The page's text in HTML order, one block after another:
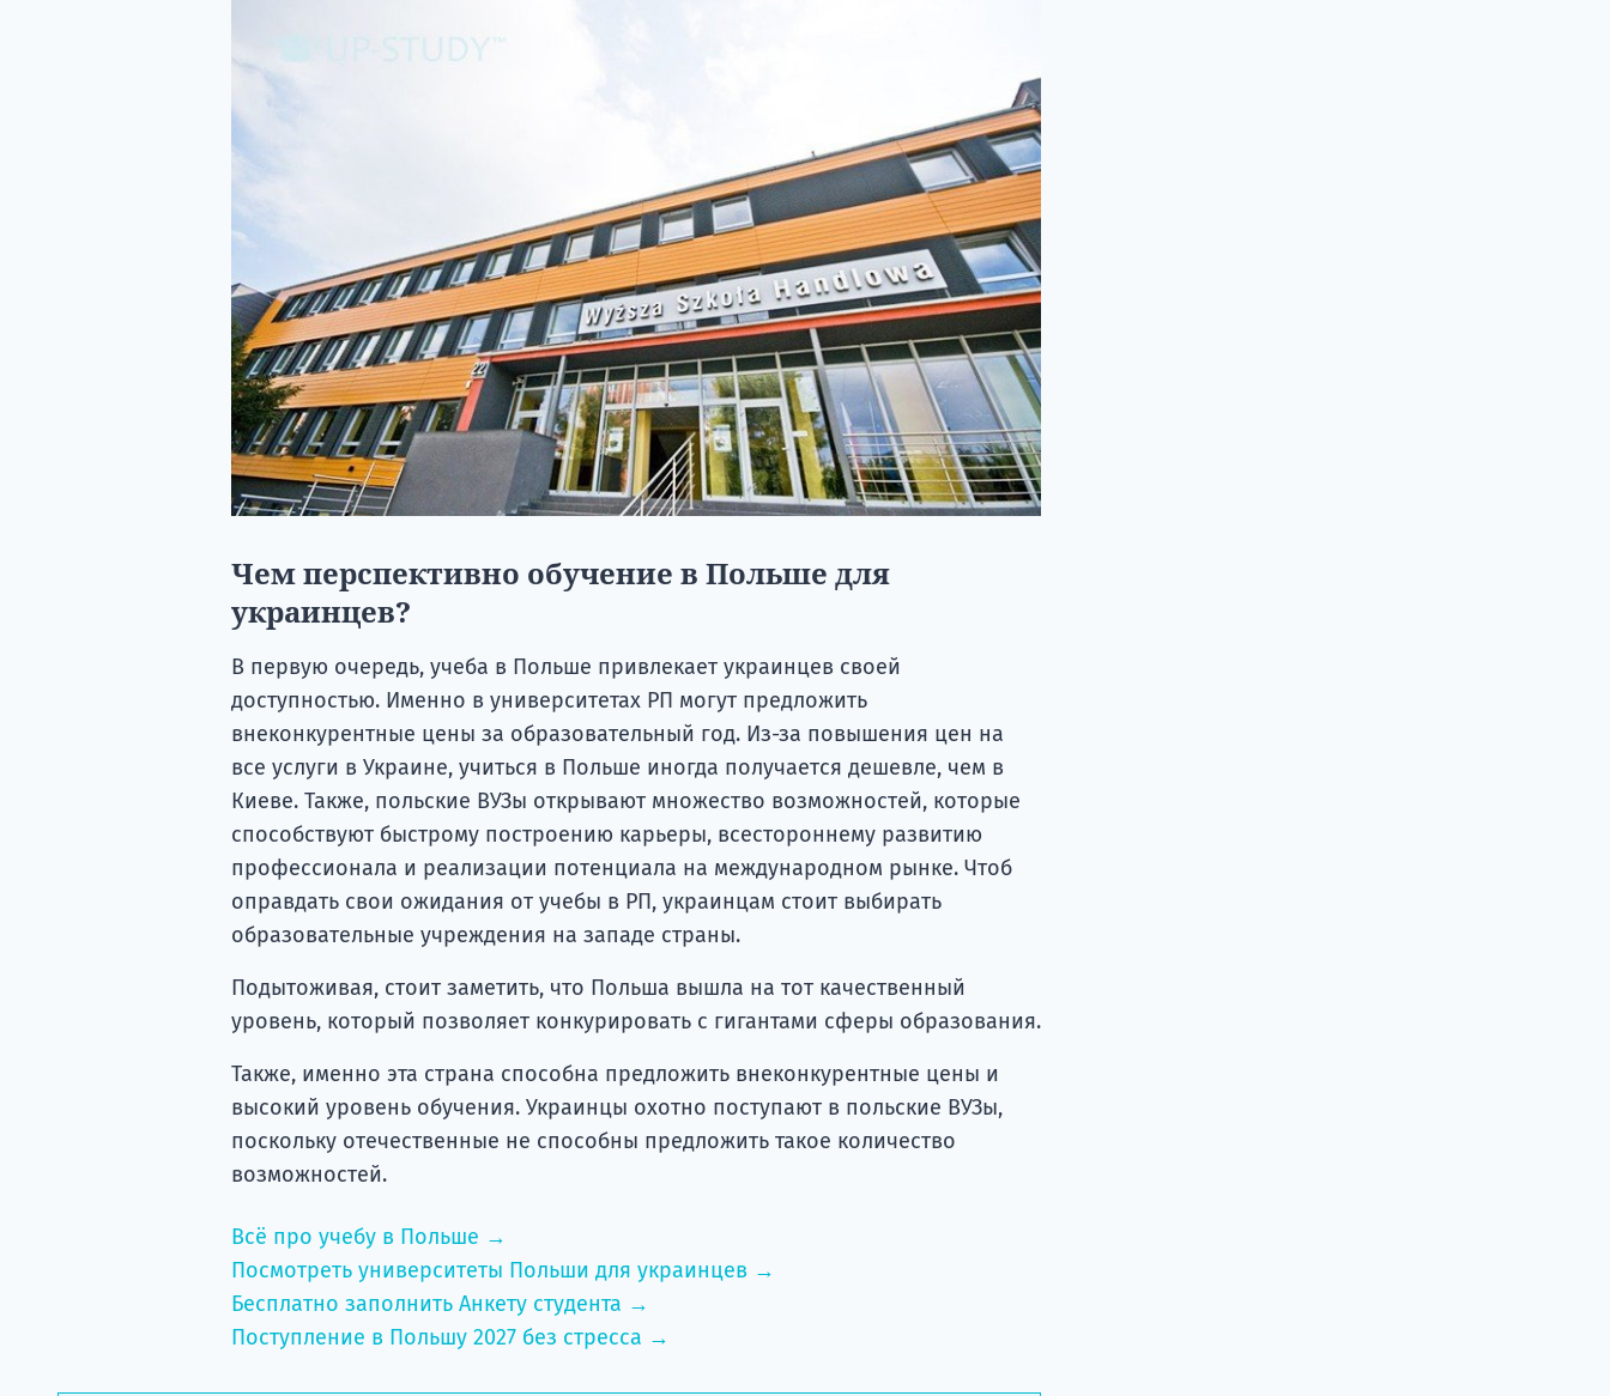
Чем перспективно обучение в Польше для
украинцев?
В первую очередь, учеба в Польше привлекает украинцев своей
доступностью. Именно в университетах РП могут предложить
внеконкурентные цены за образовательный год. Из-за повышения цен на
все услуги в Украине, учиться в Польше иногда получается дешевле, чем в
Киеве. Также, польские ВУЗы открывают множество возможностей, которые
способствуют быстрому построению карьеры, всестороннему развитию
профессионала и реализации потенциала на международном рынке. Чтоб
оправдать свои ожидания от учебы в РП, украинцам стоит выбирать
образовательные учреждения на западе страны.
Подытоживая, стоит заметить, что Польша вышла на тот качественный
уровень, который позволяет конкурировать с гигантами сферы образования.
Также, именно эта страна способна предложить внеконкурентные цены и
высокий уровень обучения. Украинцы охотно поступают в польские ВУЗы,
поскольку отечественные не способны предложить такое количество
возможностей.
Всё про учебу в Польше →
Посмотреть университеты Польши для украинцев →
Бесплатно заполнить Анкету студента →
Поступление в Польшу 2027 без стресса →